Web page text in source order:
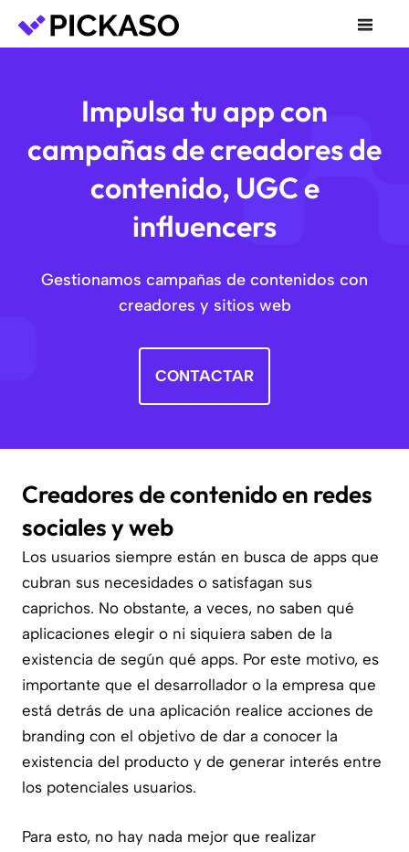
Impulsa tu app con
campañas de creadores de
contenido, UGC e
influencers
Gestionamos campañas de contenidos con
creadores y sitios web
CONTACTAR
Creadores de contenido en redes
sociales y web
Los usuarios siempre están en busca de apps que
cubran sus necesidades o satisfagan sus
caprichos. No obstante, a veces, no saben qué
aplicaciones elegir o ni siquiera saben de la
existencia de según qué apps. Por este motivo, es
importante que el desarrollador o la empresa que
está detrás de una aplicación realice acciones de
branding con el objetivo de dar a conocer la
existencia del producto y de generar interés entre
los potenciales usuarios.
Para esto, no hay nada mejor que realizar